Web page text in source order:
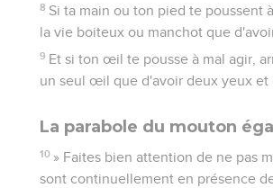
8 Si ta main ou ton pied te poussent
la vie boiteux ou manchot que
9 Et si ton œil te pousse à mal agir,
un seul œil que d'avoir deux yeux et
La parabole du mouton
10 » Faites bien attention de ne pas
sont continuellement en présence